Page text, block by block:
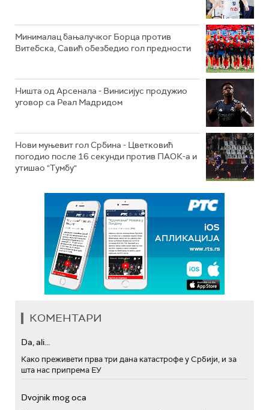
Минималац бањалучког Борца против
Витебска, Савић обезбедио гол предности
Ништа од Арсенала - Винисијус продужио
уговор са Реал Мадридом
Нови муњевит гол Србина - Цветковић
погодио после 16 секунди против ПАОК-а и
утишао "Тумбу"
КОМЕНТАРИ
Da, ali...
Како преживети прва три дана катастрофе у Србији, и за
шта нас припрема ЕУ
Dvojnik mog oca